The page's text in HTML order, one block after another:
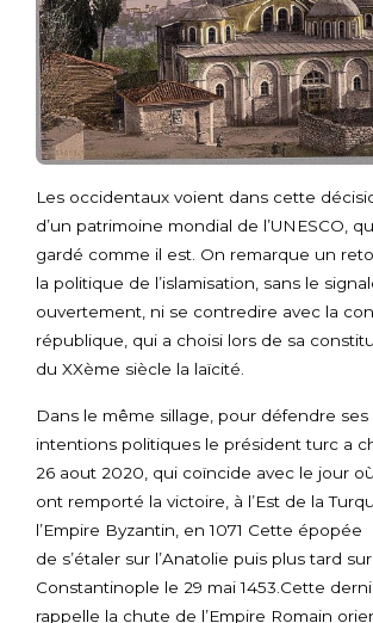
Les occidentaux voient dans cette
d’un patrimoine mondial de l’UNESCO,
gardé comme il est. On remarque un
la politique de l’islamisation, sans le
ouvertement, ni se contredire avec la
république, qui a choisi lors de sa
du XXème siècle la laïcité.
Dans le même sillage, pour défendre
intentions politiques le président turc a
26 aout 2020, qui coïncide avec le jour
ont remporté la victoire, à l’Est de la
l’Empire Byzantin, en 1071 Cette
de s’étaler sur l’Anatolie puis plus tard sur
Constantinople le 29 mai 1453.Cette
rappelle la chute de l’Empire Romain